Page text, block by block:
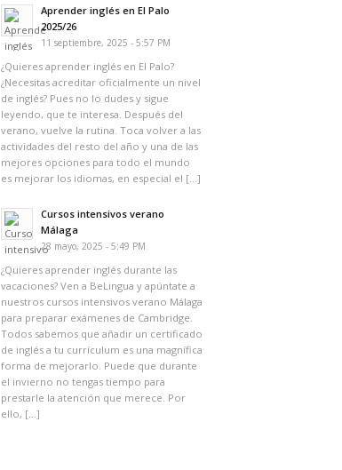
Aprender inglés en El Palo
2025/26
11 septiembre, 2025 - 5:57 PM
¿Quieres aprender inglés en El Palo?
¿Necesitas acreditar oficialmente un nivel
de inglés? Pues no lo dudes y sigue
leyendo, que te interesa. Después del
verano, vuelve la rutina. Toca volver a las
actividades del resto del año y una de las
mejores opciones para todo el mundo
es mejorar los idiomas, en especial el […]
Cursos intensivos verano
Málaga
28 mayo, 2025 - 5:49 PM
¿Quieres aprender inglés durante las
vacaciones? Ven a BeLingua y apúntate a
nuestros cursos intensivos verano Málaga
para preparar exámenes de Cambridge.
Todos sabemos que añadir un certificado
de inglés a tu currículum es una magnífica
forma de mejorarlo. Puede que durante
el invierno no tengas tiempo para
prestarle la atención que merece. Por
ello, […]